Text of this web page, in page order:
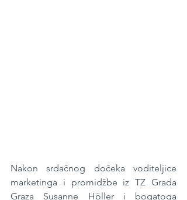
Nakon srdačnog dočeka voditeljice
marketinga i promidžbe iz TZ Grada
Graza Susanne Höller i bogatoga